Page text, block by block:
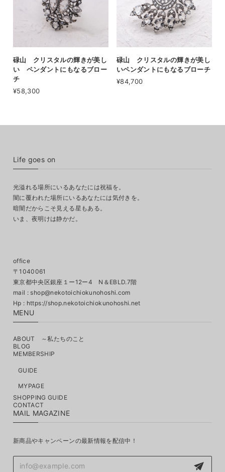
碌山 クリスタルの輝きが美し
い ペンダントにもなるブロー
チ
¥58,300
碌山 クリスタルの輝きが美し
いペンダントにもなるブローチ
¥84,700
Life goes on
光溢れる場所にいるあなたには祝福を。
闇に覆われた場所にいるあなたには気付きを。
暗闇だからこそ見える星もある。
いま、夜明けは静かだ。
office
〒1040061
東京都中央区銀座１ー12ー4 N＆EBLD.7階
mail : shop@nekotoichiokunohoshi.com
MENU
ABOUT ～私たちのこと
BLOG
MEMBERSHIP
GUIDE
MYPAGE
SHOPPING GUIDE
CONTACT
MAIL MAGAZINE
新商品やキャンペーンの最新情報を配信中！